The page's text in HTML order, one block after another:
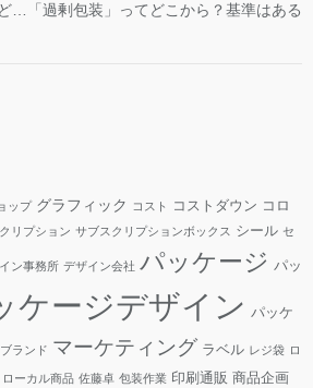
…「過剰包装」ってどこから？基準はある
ップ グラフィック コスト コストダウン コロ
リプション サブスクリプションボックス シール セ
ン事務所 デザイン会社 パッケージ パッ
ケージデザイン パッケ
ブランド マーケティング ラベル レジ袋 ロ
ローカル商品 佐藤卓 包装作業 印刷通販 商品企画